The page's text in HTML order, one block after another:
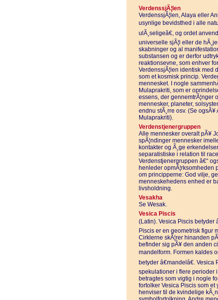
VerdenssjÃ¦len
VerdenssjÃ¦len, Alaya eller
usynlige bevidsthed i alle
ulÃ¸seligeâ€, og ordet
universelle sjÃ¦l eller de
skabninger og al
substansen og er derfor
reaktionsevne, som enhver
VerdenssjÃ¦len identisk med
som et kosmisk princip.
mennesket. I nogle
Mulaprakriti, som er
essens, der gennemtrÃ¦nger
mennesker, planeter,
endnu stÃ¸rre osv. (Se
Mulaprakriti).
Verdenstjenergruppen
Alle mennesker overalt pÃ¥
spÃ¦ndinger mennesker
kontakter og Ã¸ge
separatistiske i relation til
Verdenstjenergruppen â€“
henleder opmÃ¦rksomheden
om principperne: God vilje,
menneskehedens enhed er
livsholdning.
Vesakha
Se Wesak.
Vesica Piscis
(Latin). Vesica Piscis betyder
Piscis er en geometrisk figur
Cirklerne skÃ¦rer hinanden
befinder sig pÃ¥ den anden
mandelform. Formen kaldes
betyder â€mandelâ€.
spekulationer i flere perioder
betragtes som vigtig i nogle
fortolker Vesica Piscis som et
henviser til de kvindelige